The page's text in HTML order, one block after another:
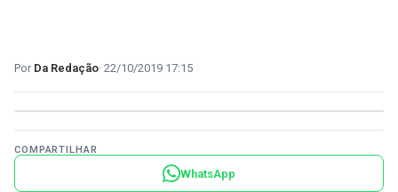
Da Redação 22/10/2019 17:15
COMPARTILHAR
WhatsApp